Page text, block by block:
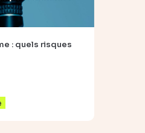
: quels risques